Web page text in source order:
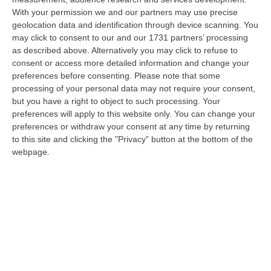
With your permission we and our partners may use precise
geolocation data and identification through device scanning. You
may click to consent to our and our 1731 partners’ processing
as described above. Alternatively you may click to refuse to
consent or access more detailed information and change your
preferences before consenting. Please note that some
processing of your personal data may not require your consent,
but you have a right to object to such processing. Your
preferences will apply to this website only. You can change your
preferences or withdraw your consent at any time by returning
to this site and clicking the "Privacy" button at the bottom of the
webpage.
Ciclovia Dei Parchi Della Calabria: Al Via La Messa In Sicurezza
Del Tratto Fabrizia – Serra San Bruno
“SERRA SAN BRUNO Partono i lavori di riqualificazione e miglioramento
della sicurezza lungo la Ciclovia dei Parchi della Calabria, concentra…
05 Agosto, 21:56
Tari, Senese: «Rendere Efficiente Il Sistema Per Ridurre I Costi
Per I Cittadini E Aumentare I Salari»
“CATANZARO A Lamezia Terme la Tari aumenta del 6,2% per le famiglie e
del 17% per le imprese; a Crotone del 6,9%; a Catanzaro dell’1,63%. A…
05 Agosto, 21:23